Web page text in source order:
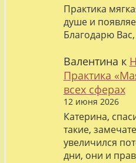
Практика
душе и
Благодарю Вас,
Валентина к
Практика
всех сферах
12 июня 2026
Катерина,
такие,
увеличился
дни, они и